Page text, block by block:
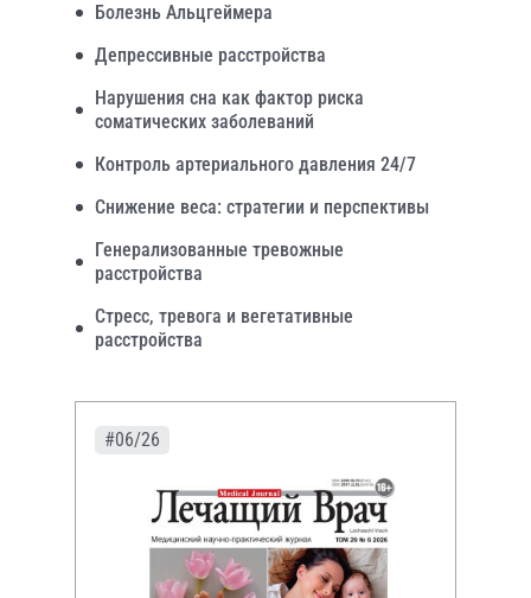
Болезнь Альцгеймера
Депрессивные расстройства
Нарушения сна как фактор риска
соматических заболеваний
Контроль артериального давления 24/7
Снижение веса: стратегии и перспективы
Генерализованные тревожные
расстройства
Стресс, тревога и вегетативные
расстройства
#06/26